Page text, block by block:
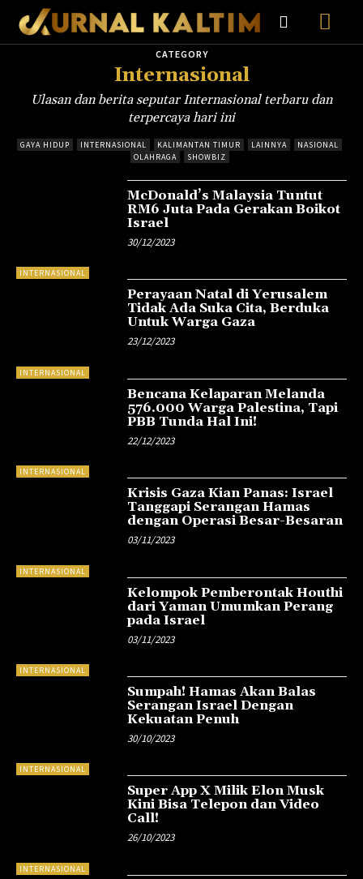
CATEGORY
Internasional
Ulasan dan berita seputar Internasional terbaru dan
terpercaya hari ini
GAYA HIDUP INTERNASIONAL KALIMANTAN TIMUR LAINNYA
NASIONAL
OLAHRAGA
SHOWBIZ
INTERNASIONAL
McDonald’s Malaysia Tuntut
RM6 Juta Pada Gerakan Boikot
Israel
30/12/2023
INTERNASIONAL
Perayaan Natal di Yerusalem
Tidak Ada Suka Cita, Berduka
Untuk Warga Gaza
23/12/2023
INTERNASIONAL
Bencana Kelaparan Melanda
576.000 Warga Palestina, Tapi
PBB Tunda Hal Ini!
22/12/2023
INTERNASIONAL
Krisis Gaza Kian Panas: Israel
Tanggapi Serangan Hamas
dengan Operasi Besar-Besaran
03/11/2023
INTERNASIONAL
Kelompok Pemberontak Houthi
dari Yaman Umumkan Perang
pada Israel
03/11/2023
INTERNASIONAL
Sumpah! Hamas Akan Balas
Serangan Israel Dengan
Kekuatan Penuh
30/10/2023
INTERNASIONAL
Super App X Milik Elon Musk
Kini Bisa Telepon dan Video
Call!
26/10/2023